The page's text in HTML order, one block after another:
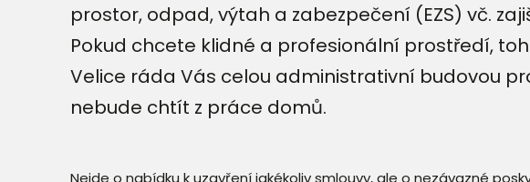
prostor, odpad, výtah a zabezpečení (EZS) vč.
Pokud chcete klidné a profesionální prostředí,
Velice ráda Vás celou administrativní budovou
nebude chtít z práce domů.
Nejde o nabídku k uzavření jakékoliv smlouvy, ale o nezávazné